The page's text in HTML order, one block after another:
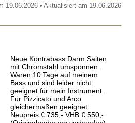
19.06.2026 • Aktualisiert am 19.06.2026
Neue Kontrabass Darm Saiten
mit Chromstahl umsponnen.
Waren 10 Tage auf meinem
Bass und sind leider nicht
geeignet für mein Instrument.
Für Pizzicato und Arco
gleichermaßen geeignet.
Neupreis € 735,- VHB € 550,-